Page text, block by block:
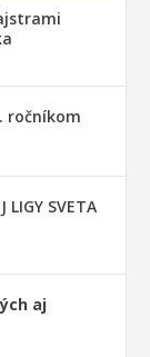
ročníkom
LIGY SVETA
aj